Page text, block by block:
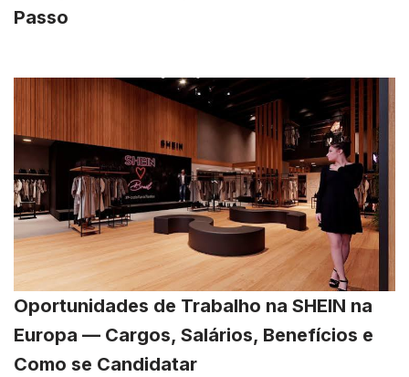
Passo
Oportunidades de Trabalho na SHEIN na
Europa — Cargos, Salários, Benefícios e
Como se Candidatar